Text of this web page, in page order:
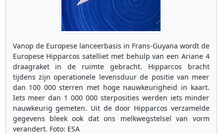
Vanop de Europese lanceerbasis in Frans-Guyana wordt de
Europese Hipparcos satelliet met behulp van een Ariane 4
draagraket in de ruimte gebracht. Hipparcos bracht
tijdens zijn operationele levensduur de positie van meer
dan 100 000 sterren met hoge nauwkeurigheid in kaart.
Iets meer dan 1 000 000 sterposities werden iets minder
nauwkeurig gemeten. Uit de door Hipparcos verzamelde
gegevens bleek ook dat ons melkwegstelsel van vorm
verandert. Foto: ESA